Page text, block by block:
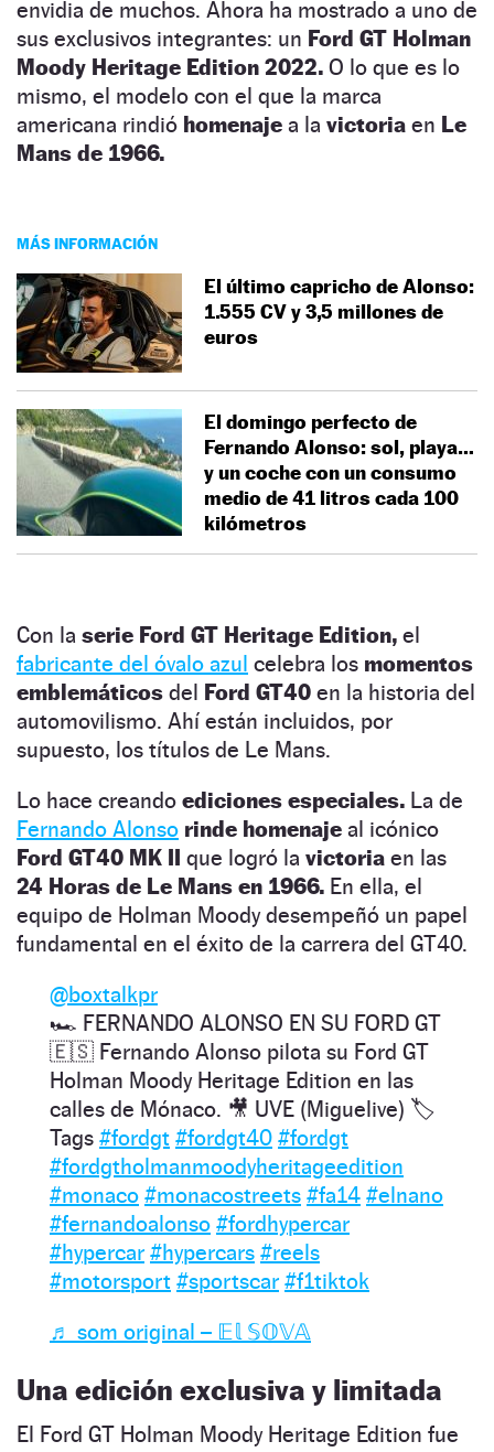
envidia de muchos. Ahora ha mostrado a uno de
sus exclusivos integrantes: un Ford GT Holman
Moody Heritage Edition 2022. O lo que es lo
mismo, el modelo con el que la marca
americana rindió homenaje a la victoria en Le
Mans de 1966.
MÁS INFORMACIÓN
El último capricho de Alonso:
1.555 CV y 3,5 millones de
euros
El domingo perfecto de
Fernando Alonso: sol, playa…
y un coche con un consumo
medio de 41 litros cada 100
kilómetros
Con la serie Ford GT Heritage Edition, el
fabricante del óvalo azul celebra los momentos
emblemáticos del Ford GT40 en la historia del
automovilismo. Ahí están incluidos, por
supuesto, los títulos de Le Mans.
Lo hace creando ediciones especiales. La de
Fernando Alonso rinde homenaje al icónico
Ford GT40 MK II que logró la victoria en las
24 Horas de Le Mans en 1966. En ella, el
equipo de Holman Moody desempeñó un papel
fundamental en el éxito de la carrera del GT40.
@boxtalkpr
🏎 FERNANDO ALONSO EN SU FORD GT
🇪🇸 Fernando Alonso pilota su Ford GT
Holman Moody Heritage Edition en las
calles de Mónaco. 🎥 UVE (Miguelive) 🏷
Tags #fordgt #fordgt40 #fordgt
#fordgtholmanmoodyheritageedition
#monaco #monacostreets #fa14 #elnano
#fernandoalonso #fordhypercar
#hypercar #hypercars #reels
#motorsport #sportscar #f1tiktok
♬ som original – 𝔼𝕝 𝕊𝕆𝕍𝔸
Una edición exclusiva y limitada
El Ford GT Holman Moody Heritage Edition fue